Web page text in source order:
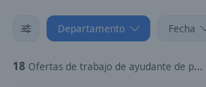
Departamento Fecha
18 Ofertas de trabajo de ayudante de produccion en Norte de Santander